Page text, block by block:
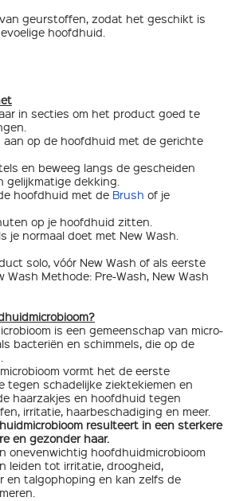
geurstoffen, zodat het geschikt is
hoofdhuid.
in secties om het product goed te
aan op de hoofdhuid met de gerichte
en beweeg langs de gescheiden
gelijkmatige dekking.
hoofdhuid met de Brush of je
op je hoofdhuid zitten.
je normaal doet met New Wash.
solo, vóór New Wash of als eerste
Wash Methode: Pre-Wash, New Wash
is een gemeenschap van micro-
bacteriën en schimmels, die op de
vormt het de eerste
tegen schadelijke ziektekiemen en
haarzakjes en hoofdhuid tegen
irritatie, haarbeschadiging en meer.
resulteert in een sterkere
en gezonder haar.
onevenwichtig hoofdhuidmicrobioom
leiden tot irritatie, droogheid,
en talgophoping en kan zelfs de